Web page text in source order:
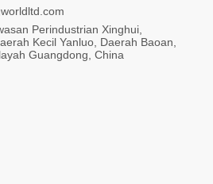
Perindustrian Xinghui,
Kecil Yanluo, Daerah Baoan,
Guangdong, China